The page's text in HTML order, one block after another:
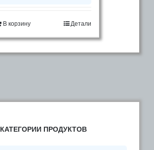
В корзину Детали
КАТЕГОРИИ ПРОДУКТОВ